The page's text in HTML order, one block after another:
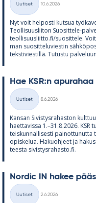
Kategoriat
Uutiset
10.6.2026
Nyt voit hel­posti kut­sua
Teol­li­suus­lii­ton Suo­sit­tele-
teol­li­suus­liitto.fi/suo­sit­tele.
man suo­sit­te­lu­vies­tin
teks­ti­vies­tillä. Tu­tustu
Hae KSR:n
Kategoriat
Uutiset
8.6.2026
Kan­san Si­vis­tys­ra­has­ton
haet­ta­vissa 1.–31.8.2026. KSR
teis­kun­nal­li­sesti pai­not­tu­nutta
opis­ke­lua. Ha­kuoh­jeet ja
teesta si­vis­tys­ra­hasto.fi.
Nor­dic IN ha­kee
Kategoriat
Uutiset
2.6.2026